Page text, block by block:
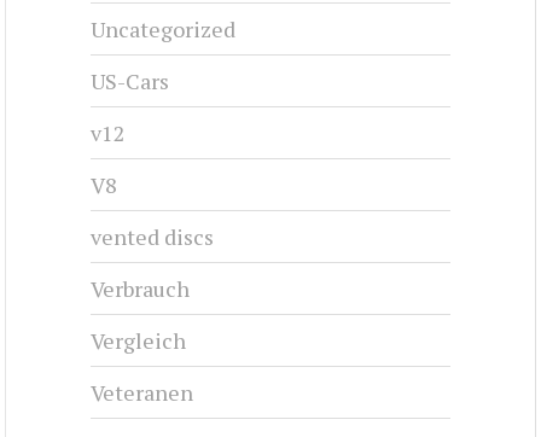
Uncategorized
US-Cars
v12
V8
vented discs
Verbrauch
Vergleich
Veteranen